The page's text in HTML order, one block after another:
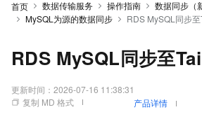
首页 数据传输服务 操作指南
数据同步（
MySQL为源的数据同步
RDS MySQL同步
RDS MySQL同步至
更新时间： 2026-07-16 11:38:31
复制 MD 格式
产品详情